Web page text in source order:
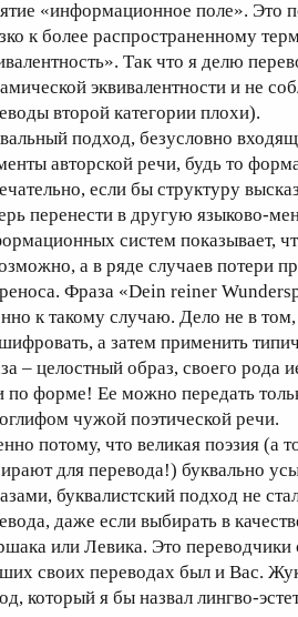
«информационное поле». Это
к более распространенному
Так что я делю
эквивалентности и не
второй категории плохи).
подход, безусловно
авторской речи, будь то
если бы структуру
перенести в другую языково-
систем показывает,
а в ряде случаев потери
Фраза «Dein reiner
к такому случаю. Дело не в
а затем применить
– целостный образ, своего рода
по форме! Ее можно передать
чужой поэтической речи.
потому, что великая поэзия (а
для перевода!) буквально
буквалистский подход не
даже если выбирать в
или Левика. Это переводчики
своих переводах был и Вас.
который я бы назвал лингво-